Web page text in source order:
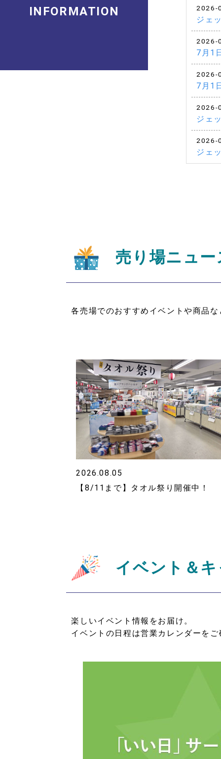
INFORMATION 2026-
ジェ
2026-
7月1
2026-
7月1
2026-
ジェ
2026-
ジェ
売り場ニュー
各売場でのおすすめイベントや商品
2026.08.05
【8/11まで】タオル祭り開催中！
イベント＆
楽しいイベント情報をお届け。
イベントの日程は営業カレンダーを